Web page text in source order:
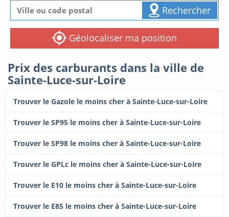
Rechercher
Géolocaliser ma position
Prix des carburants dans la ville de
Sainte-Luce-sur-Loire
Trouver le Gazole le moins cher à Sainte-Luce-sur-Loire
Trouver le SP95 le moins cher à Sainte-Luce-sur-Loire
Trouver le SP98 le moins cher à Sainte-Luce-sur-Loire
Trouver le GPLc le moins cher à Sainte-Luce-sur-Loire
Trouver le E10 le moins cher à Sainte-Luce-sur-Loire
Trouver le E85 le moins cher à Sainte-Luce-sur-Loire